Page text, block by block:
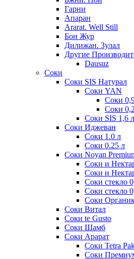
Гарни
Апаран
Ararat. Well Still
Бон Жур
Дилижан. Зулал
Другие
Dausuz
Соки
Соки SIS Натурал
Соки YAN
Соки
Соки
Соки SIS 1,6
Соки Иджеван
Соки 1.0 л
Соки 0.25 л
Соки Noyan
Соки и
Соки и
Соки стекло
Соки стекло
Соки
Соки Витал
Соки te Gusto
Соки Шамб
Соки Арарат
Соки Tetra
Соки